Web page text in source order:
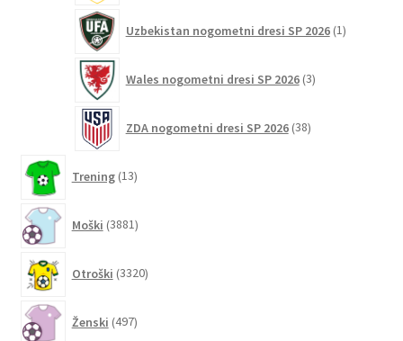
Uzbekistan nogometni dresi SP 2026 1izdelek
Wales nogometni dresi SP 2026 3izdelki
ZDA nogometni dresi SP 2026 38izdelkov
Trening 13izdelkov
Moški 3881izdelkov
Otroški 3320izdelkov
Ženski 497izdelkov